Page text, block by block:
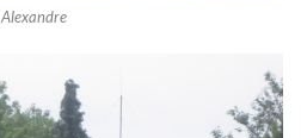
Alexandre